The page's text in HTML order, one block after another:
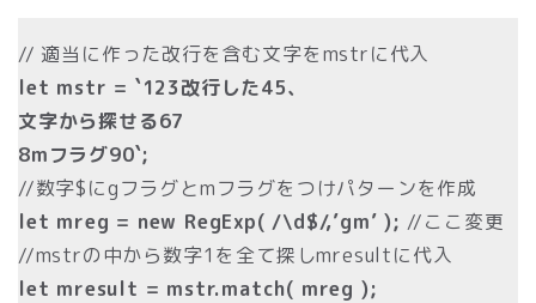
// 適当に作った改行を含む文字をmstrに代入
let mstr = `123改行した45、
文字から探せる67
8mフラグ90`;
//数字$にgフラグとmフラグをつけパターンを作成
let mreg = new RegExp( /\d$/,’gm’ ); //ここ変更
//mstrの中から数字1を全て探しmresultに代入
let mresult = mstr.match( mreg );